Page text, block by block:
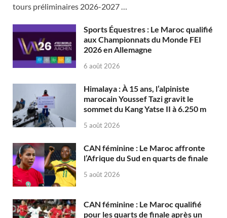
tours préliminaires 2026-2027 …
Sports Équestres : Le Maroc qualifié
aux Championnats du Monde FEI
2026 en Allemagne
6 août 2026
Himalaya : À 15 ans, l’alpiniste
marocain Youssef Tazi gravit le
sommet du Kang Yatse II à 6.250 m
5 août 2026
CAN féminine : Le Maroc affronte
l’Afrique du Sud en quarts de finale
5 août 2026
CAN féminine : Le Maroc qualifié
pour les quarts de finale après un